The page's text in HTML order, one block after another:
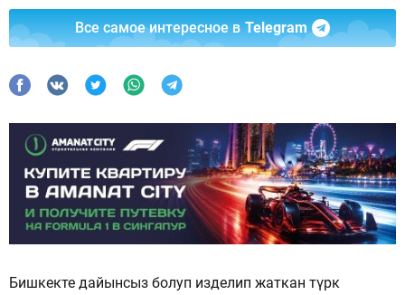
Все самое интересное в Telegram
Бишкекте дайынсыз болуп изделип жаткан түрк